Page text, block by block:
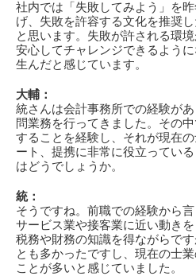
社内では「失敗してみよう」を
げ、失敗を許容する文化を推奨
と思います。失敗が許される環
安心してチャレンジできるよう
生んだと感じています。
大輔：
統さんは会計事務所での経験が
問業務を行ってきました。その
することを経験し、それが現在
ート、提携に非常に役立ってい
はどうでしょうか。
統：
そうですね。前職での経験から
サービス業や接客業に近い動き
税務や財務の知識を得ながらで
とも多かったですし、現在の士
ことが多いと感じていました。